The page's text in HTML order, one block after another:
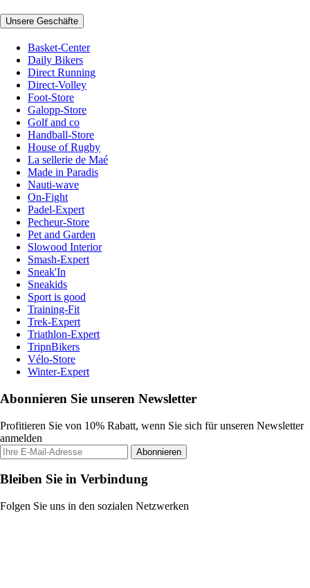
Unsere Geschäfte
Basket-Center
Daily Bikers
Direct Running
Direct-Volley
Foot-Store
Galopp-Store
Golf and co
Handball-Store
House of Rugby
La sellerie de Maé
Made in Paradis
Nauti-wave
On-Fight
Padel-Expert
Pecheur-Store
Pet and Garden
Slowood Interior
Smash-Expert
Sneak'In
Sneakids
Sport is good
Training-Fit
Trek-Expert
Triathlon-Expert
TripnBikers
Vélo-Store
Winter-Expert
Abonnieren Sie unseren Newsletter
Profitieren Sie von 10% Rabatt, wenn Sie sich für unseren Newsletter
anmelden
Abonnieren
Bleiben Sie in Verbindung
Folgen Sie uns in den sozialen Netzwerken